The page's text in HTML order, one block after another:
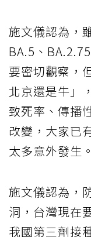
施文儀認為，
BA.5、
要密切觀察，
北京還是牛」
致死率、傳播
改變，大家已
太多意外發生。
施文儀認為，
洞，台灣現在
我國第三劑接